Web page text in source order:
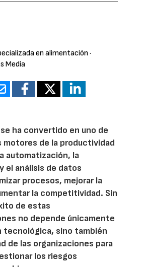
en alimentación ·
Media
ha convertido en uno de
motores de la productividad
automatización, la
el análisis de datos
procesos, mejorar la
la competitividad. Sin
de estas
no depende únicamente
tecnológica, sino también
de las organizaciones para
los riesgos